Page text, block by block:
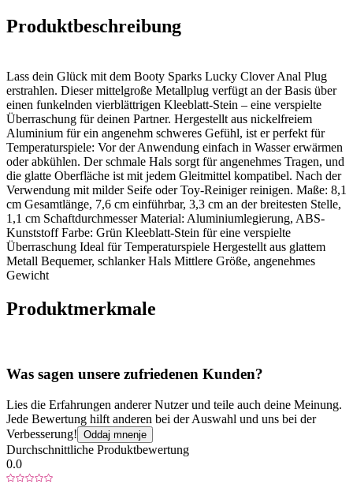
Produktbeschreibung
Lass dein Glück mit dem Booty Sparks Lucky Clover Anal Plug
erstrahlen. Dieser mittelgroße Metallplug verfügt an der Basis über
einen funkelnden vierblättrigen Kleeblatt-Stein – eine verspielte
Überraschung für deinen Partner. Hergestellt aus nickelfreiem
Aluminium für ein angenehm schweres Gefühl, ist er perfekt für
Temperaturspiele: Vor der Anwendung einfach in Wasser erwärmen
oder abkühlen. Der schmale Hals sorgt für angenehmes Tragen, und
die glatte Oberfläche ist mit jedem Gleitmittel kompatibel. Nach der
Verwendung mit milder Seife oder Toy-Reiniger reinigen. Maße: 8,1
cm Gesamtlänge, 7,6 cm einführbar, 3,3 cm an der breitesten Stelle,
1,1 cm Schaftdurchmesser Material: Aluminiumlegierung, ABS-
Kunststoff Farbe: Grün Kleeblatt-Stein für eine verspielte
Überraschung Ideal für Temperaturspiele Hergestellt aus glattem
Metall Bequemer, schlanker Hals Mittlere Größe, angenehmes
Gewicht
Produktmerkmale
Was sagen unsere zufriedenen Kunden?
Lies die Erfahrungen anderer Nutzer und teile auch deine Meinung.
Jede Bewertung hilft anderen bei der Auswahl und uns bei der
Verbesserung! Oddaj mnenje
Durchschnittliche Produktbewertung
0.0